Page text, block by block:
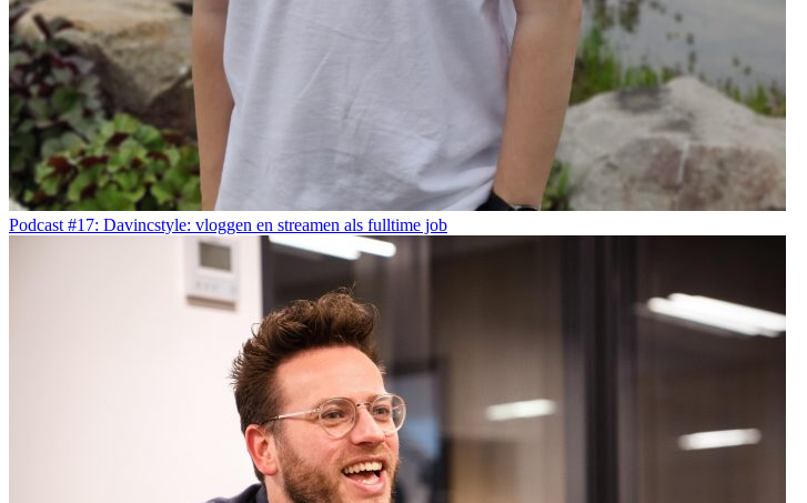
Podcast #17: Davincstyle: vloggen en streamen als fulltime job